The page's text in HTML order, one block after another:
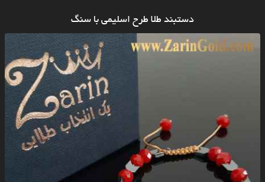
دستبند طلا طرح اسلیمی با سنگ